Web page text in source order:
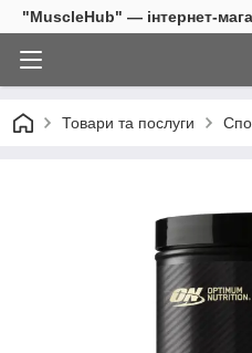
"MuscleHub" — інтернет-
Товари та послуги